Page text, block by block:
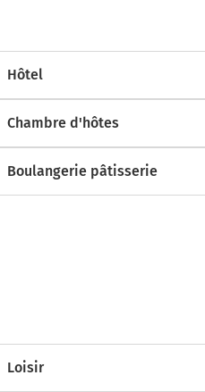
Hôtel
Chambre d'hôtes
Boulangerie pâtisserie
Loisir